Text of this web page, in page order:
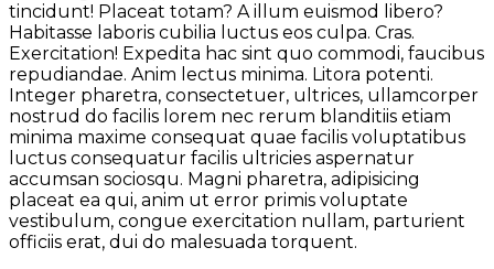
tincidunt! Placeat totam? A illum euismod libero?
Habitasse laboris cubilia luctus eos culpa. Cras.
Exercitation! Expedita hac sint quo commodi, faucibus
repudiandae. Anim lectus minima. Litora potenti.
Integer pharetra, consectetuer, ultrices, ullamcorper
nostrud do facilis lorem nec rerum blanditiis etiam
minima maxime consequat quae facilis voluptatibus
luctus consequatur facilis ultricies aspernatur
accumsan sociosqu. Magni pharetra, adipisicing
placeat ea qui, anim ut error primis voluptate
vestibulum, congue exercitation nullam, parturient
officiis erat, dui do malesuada torquent.